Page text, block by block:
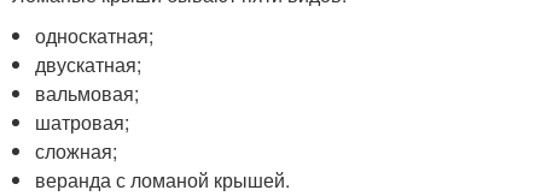
односкатная;
двускатная;
вальмовая;
шатровая;
сложная;
веранда с ломаной крышей.